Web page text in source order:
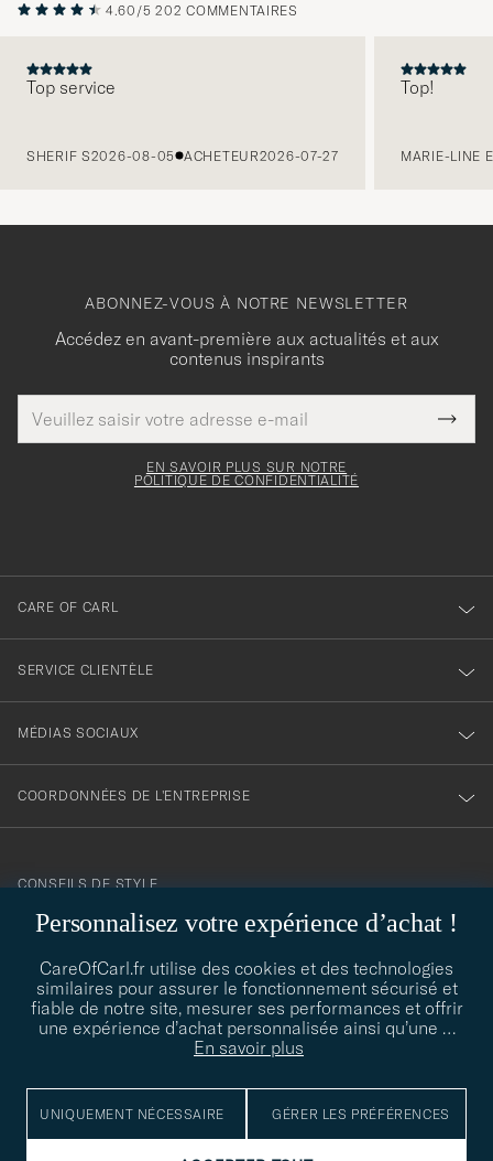
4.60/5 202 COMMENTAIRES
Top service
SHERIF S2026-08-05 ACHETEUR2026-07-27
Top!
MARIE-LINE
Personnalisez votre expérience d’achat !
CareOfCarl.fr utilise des cookies et des technologies
similaires pour assurer le fonctionnement sécurisé et
fiable de notre site, mesurer ses performances et offrir
une expérience d’achat personnalisée ainsi qu’une …
En savoir plus
UNIQUEMENT NÉCESSAIRE GÉRER LES PRÉFÉRENCES
ABONNEZ-VOUS À NOTRE NEWSLETTER
Accédez en avant-première aux actualités et aux
contenus inspirants
de
courrier
Merci
pour
EN SAVOIR PLUS SUR NOTRE
POLITIQUE DE CONFIDENTIALITÉ
CARE OF CARL
SERVICE CLIENTÈLE
MÉDIAS SOCIAUX
COORDONNÉES DE L'ENTREPRISE
CONSEILS DE STYLE
Besoin d'aide pour trouver votre style ? Laissez-nous vous guider,
CONSEILS DE STYLE
© Care of Carl 2026